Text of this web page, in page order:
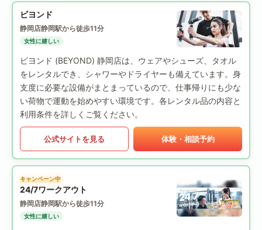
ビヨンド
静岡店静岡駅から徒歩11分
女性に嬉しい
ビヨンド (BEYOND) 静岡店は、ウェアやシューズ、タオル
をレンタルでき、シャワーやドライヤーも備えています。身
支度に必要な設備がまとまっているので、仕事帰りにも少な
い荷物で運動を始めやすい環境です。各レンタル品の内容と
利用条件を詳しくご覧ください。
公式サイトを見る 体験・相談予約
キャンペーン中
24/7ワークアウト
静岡店静岡駅から徒歩11分
女性に嬉しい